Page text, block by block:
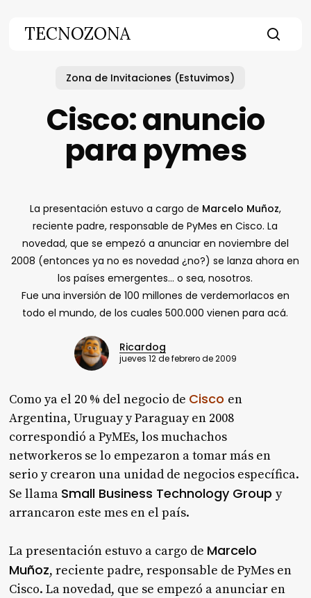
TECNOZONA
Zona de Invitaciones (Estuvimos)
Cisco: anuncio
para pymes
La presentación estuvo a cargo de Marcelo Muñoz,
reciente padre, responsable de PyMes en Cisco. La
novedad, que se empezó a anunciar en noviembre del
2008 (entonces ya no es novedad ¿no?) se lanza ahora en
los países emergentes... o sea, nosotros.
Fue una inversión de 100 millones de verdemorlacos en
todo el mundo, de los cuales 500.000 vienen para acá.
Ricardog
jueves 12 de febrero de 2009
Como ya el 20 % del negocio de Cisco en
Argentina, Uruguay y Paraguay en 2008
correspondió a PyMEs, los muchachos
networkeros se lo empezaron a tomar más en
serio y crearon una unidad de negocios específica.
Se llama Small Business Technology Groupy
arrancaron este mes en el país.
La presentación estuvo a cargo de Marcelo
Muñoz, reciente padre, responsable de PyMes en
Cisco. La novedad, que se empezó a anunciar en